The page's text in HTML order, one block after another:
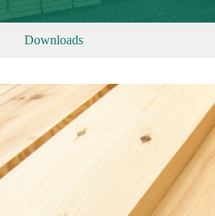
Downloads